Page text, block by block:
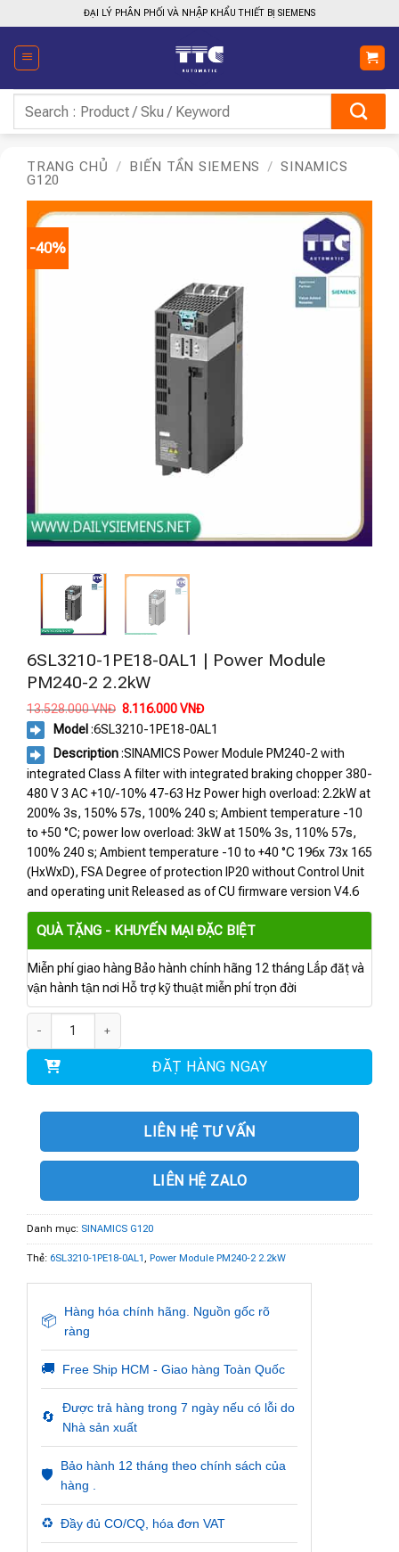
qua
nội
dung
ĐẠI LÝ PHÂN PHỐI VÀ NHẬP KHẨU THIẾT BỊ SIEMENS
kiếm:
TRANG CHỦ / BIẾN TẦN SIEMENS / SINAMICS
G120
-40%
6SL3210-1PE18-0AL1 | Power Module
PM240-2 2.2kW
13.528.000VNĐ Giá
là:
13.528.000 VNĐ.
8.116.000VNĐGiá
tại
8.116.000 VNĐ.
Model :6SL3210-1PE18-0AL1
Description:SINAMICS Power Module PM240-2 with
integrated Class A filter with integrated braking chopper 380-
480 V 3 AC +10/-10% 47-63 Hz Power high overload: 2.2kW at
200% 3s, 150% 57s, 100% 240 s; Ambient temperature -10
to +50 °C; power low overload: 3kW at 150% 3s, 110% 57s,
100% 240 s; Ambient temperature -10 to +40 °C 196x 73x 165
(HxWxD), FSA Degree of protection IP20 without Control Unit
and operating unit Released as of CU firmware version V4.6
QUÀ TẶNG - KHUYẾN MẠI ĐẶC BIỆT
Miễn phí giao hàng Bảo hành chính hãng 12 tháng Lắp đặt và
vận hành tận nơi Hỗ trợ kỹ thuật miễn phí trọn đời
ĐẶT HÀNG NGAY
LIÊN HỆ TƯ VẤN
LIÊN HỆ ZALO
Danh mục: SINAMICS G120
Thẻ: 6SL3210-1PE18-0AL1, Power Module PM240-2 2.2kW
📦
Hàng hóa chính hãng. Nguồn gốc rõ
ràng
🚚 Free Ship HCM - Giao hàng Toàn Quốc
🔄
Được trả hàng trong 7 ngày nếu có lỗi do
Nhà sản xuất
🛡️
Bảo hành 12 tháng theo chính sách của
hàng .
♻️ Đầy đủ CO/CQ, hóa đơn VAT